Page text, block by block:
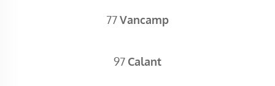
77Vancamp
97 Calant